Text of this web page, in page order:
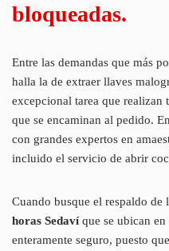
bloqueadas.
Entre las demandas que más
halla la de extraer llaves
excepcional tarea que realizan
que se encaminan al pedido. En
con grandes expertos en
incluido el servicio de abrir
Cuando busque el respaldo de
horas Sedavíque se ubican en
enteramente seguro, puesto